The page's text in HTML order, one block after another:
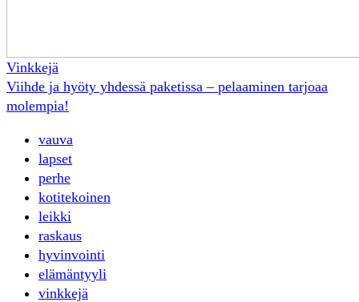
Vinkkejä
Viihde ja hyöty yhdessä paketissa – pelaaminen tarjoaa
molempia!
vauva
lapset
perhe
kotitekoinen
leikki
raskaus
hyvinvointi
elämäntyyli
vinkkejä